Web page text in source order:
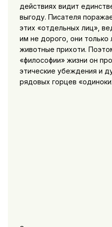
действиях видит
выгоду. Писателя
этих «отдельных лиц»,
им не дорого, они только
животные прихоти.
«философии» жизни он
этические убеждения и
рядовых горцев